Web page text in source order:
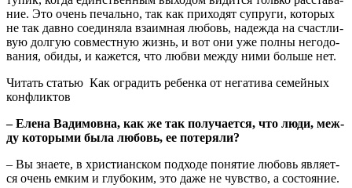
ние. Это очень печаль­но, так как при­хо­дят супру­ги, кото­рых
не так дав­но соеди­ня­ла вза­им­ная любовь, надеж­да на счаст­ли­
вую дол­гую сов­мест­ную жизнь, и вот они уже пол­ны него­до­
ва­ния, оби­ды, и кажет­ся, что люб­ви меж­ду ними боль­ше нет.
Читать статью Как оградить ребенка от негатива семейных
конфликтов
– Еле­на Вади­мов­на, как же так полу­ча­ет­ся, что люди, меж­
ду кото­ры­ми была любовь, ее потеряли?
– Вы зна­е­те, в хри­сти­ан­ском под­хо­де поня­тие любовь явля­ет­
ся очень емким и глу­бо­ким, это даже не чув­ство, а состо­я­ние.